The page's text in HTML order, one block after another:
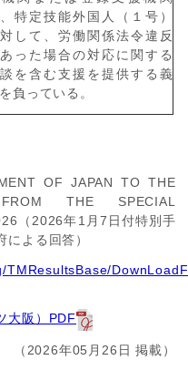
特定技能外国人（１号）
して、労働関係法令違反
った場合の対応に関する
を含む支援を提供する義
負っている。
OF JAPAN TO THE
THE SPECIAL
（2026年1 月 7 日付特別手
よる回答）
大阪）PDF
（2026年05月26日 掲載）